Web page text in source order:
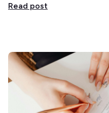
Read post